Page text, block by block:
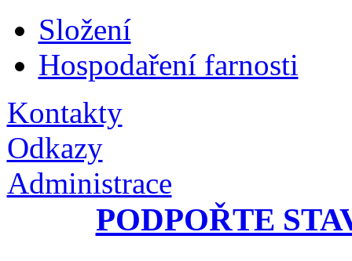
Složení
Hospodaření farnosti
Kontakty
Odkazy
Administrace
PODPOŘTE